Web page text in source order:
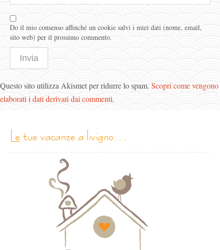
Do il mio consenso affinché un cookie salvi i miei dati (nome, email,
sito web) per il prossimo commento.
Questo sito utilizza Akismet per ridurre lo spam. Scopri come vengono
elaborati i dati derivati dai commenti.
le tue vacanze a livigno…